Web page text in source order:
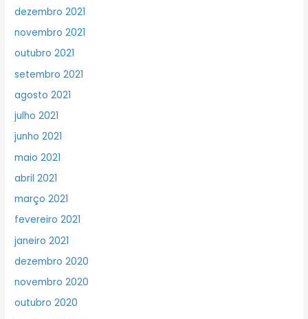
dezembro 2021
novembro 2021
outubro 2021
setembro 2021
agosto 2021
julho 2021
junho 2021
maio 2021
abril 2021
março 2021
fevereiro 2021
janeiro 2021
dezembro 2020
novembro 2020
outubro 2020